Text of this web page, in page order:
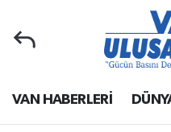
VAN HABERLERİ
Van Nöbetçi
Van Hava Durumu